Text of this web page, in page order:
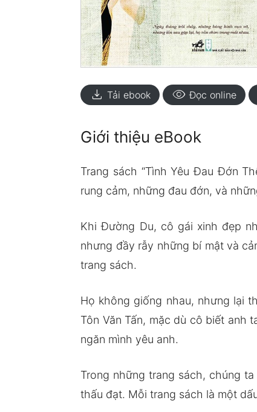
download Tải ebook visibility Đọc online
Giới thiệu eBook
Trang sách “Tình Yêu Đau Đớn
rung cảm, những đau đớn, và
Khi Đường Du, cô gái xinh đẹp
nhưng đầy rẫy những bí mật và
trang sách.
Họ không giống nhau, nhưng lại
Tôn Văn Tấn, mặc dù cô biết anh
ngăn mình yêu anh.
Trong những trang sách, chúng
thấu đạt. Mỗi trang sách là một